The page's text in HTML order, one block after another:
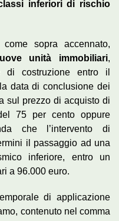
inferiori di rischio
come sopra accennato,
unità immobiliari,
di costruzione entro il
data di conclusione dei
sul prezzo di acquisto di
75 per cento oppure
che l’intervento di
il passaggio ad una
inferiore, entro un
a 96.000 euro.
di applicazione
contenuto nel comma